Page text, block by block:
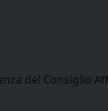
del Consiglio